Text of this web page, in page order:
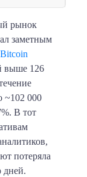
рынок
заметным
Bitcoin
выше 126
~102 000
В тот
потеряла
дней.